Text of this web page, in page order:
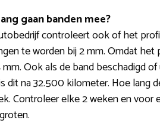
gaan banden mee?
controleert ook of het
te worden bij 2 mm. Omdat het
mm. Ook als de band beschadigd
dit na 32.500 kilometer. Hoe lang
Controleer elke 2 weken en voor